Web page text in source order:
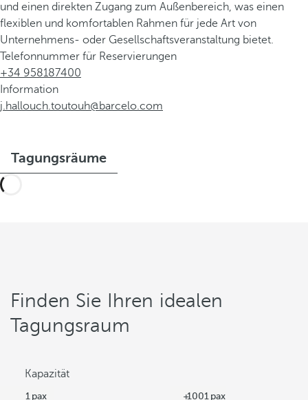
und einen direkten Zugang zum Außenbereich, was einen
flexiblen und komfortablen Rahmen für jede Art von
Unternehmens- oder Gesellschaftsveranstaltung bietet.
Telefonnummer für Reservierungen
+34 958187400
Information
j.hallouch.toutouh@barcelo.com
Tagungsräume
Finden Sie Ihren idealen
Tagungsraum
Kapazität